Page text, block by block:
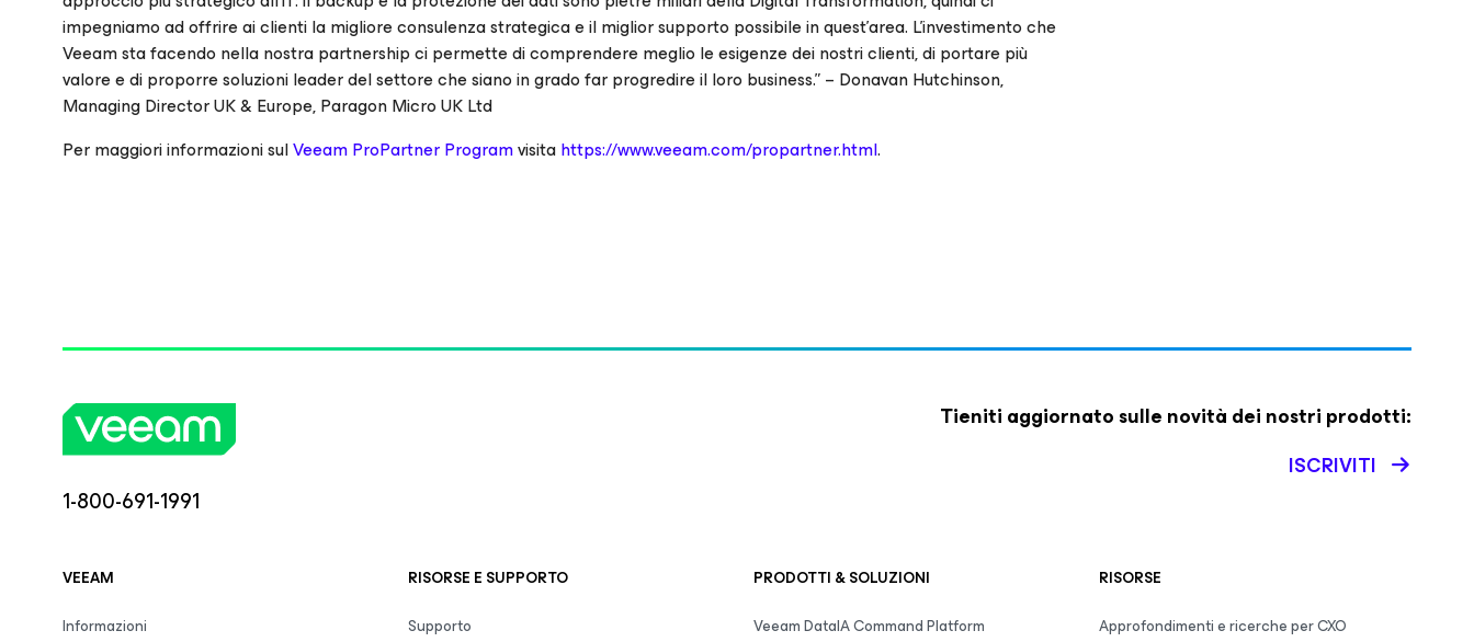
impegniamo ad offrire ai clienti la migliore consulenza strategica e il miglior supporto possibile in quest’area. L'investimento che
Veeam sta facendo nella nostra partnership ci permette di comprendere meglio le esigenze dei nostri clienti, di portare più
valore e di proporre soluzioni leader del settore che siano in grado far progredire il loro business.” – Donavan Hutchinson,
Managing Director UK & Europe, Paragon Micro UK Ltd
Per maggiori informazioni sulVeeam ProPartner Programvisitahttps://www.veeam.com/propartner.html.
1-800-691-1991
Tieniti aggiornato sulle novità dei nostri prodotti:
ISCRIVITI
VEEAM
Informazioni
RISORSE E SUPPORTO
Supporto
PRODOTTI & SOLUZIONI
Veeam DataIA Command Platform
RISORSE
Approfondimenti e ricerche per CXO